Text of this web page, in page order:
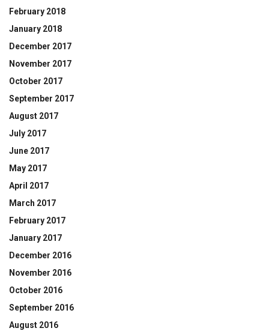
February 2018
January 2018
December 2017
November 2017
October 2017
September 2017
August 2017
July 2017
June 2017
May 2017
April 2017
March 2017
February 2017
January 2017
December 2016
November 2016
October 2016
September 2016
August 2016